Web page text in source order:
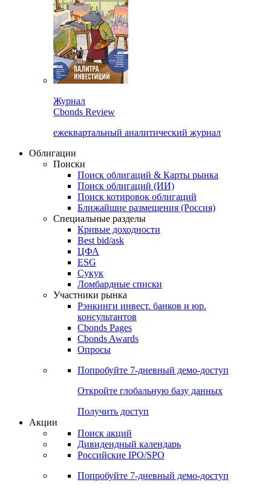
Журнал
Cbonds Review
ежеквартальный аналитический журнал
Облигации
Поиски
Поиск облигаций & Карты рынка
Поиск облигаций (ИИ)
Поиск котировок облигаций
Ближайшие размещения (Россия)
Специальные разделы
Кривые доходности
Best bid/ask
ЦФА
ESG
Сукук
Ломбардные списки
Участники рынка
Рэнкинги инвест. банков и юр.
консультантов
Cbonds Pages
Cbonds Awards
Опросы
Попробуйте 7-дневный демо-доступ
Откройте глобальную базу данных
Получить доступ
Акции
Поиск акций
Дивидендный календарь
Российские IPO/SPO
Попробуйте 7-дневный демо-доступ